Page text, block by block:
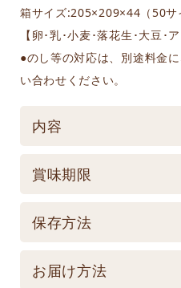
箱サイズ:205×209×44（50サ
【卵･乳･小麦･落花生･大豆･
●のし等の対応は、別途料金
い合わせください。
内容
ケース／入数
賞味期限
賞味期限
お届け商品とは異なります
保存方法
保存方法
お届け方法